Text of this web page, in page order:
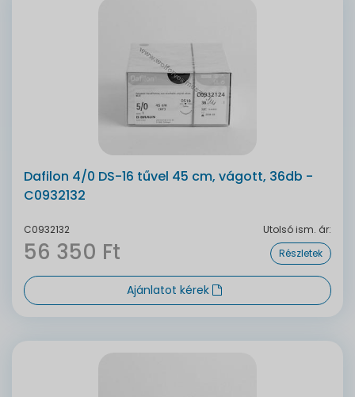
Dafilon 4/0 DS-16 tűvel 45 cm, vágott, 36db -
C0932132
C0932132 Utolsó ism. ár:
56 350 Ft Részletek
Ajánlatot kérek